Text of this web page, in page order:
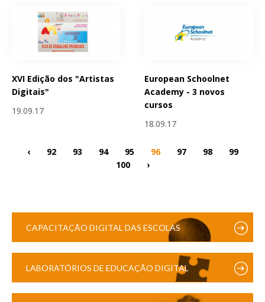
XVI Edição dos "Artistas
Digitais"
19.09.17
European Schoolnet
Academy - 3 novos
cursos
18.09.17
‹ 92 93 94 95 96 97 98
99
100
›
CAPACITAÇÃO DIGITAL DAS ESCOLAS
LABORATÓRIOS DE EDUCAÇÃO DIGITAL